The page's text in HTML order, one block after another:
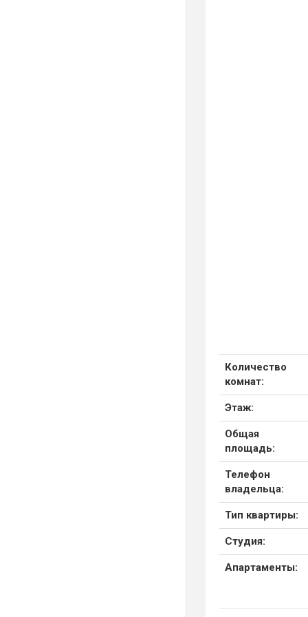
Количество
комнат:
Этаж:
Общая
площадь:
Телефон
владельца:
Тип квартиры:
Студия:
Апартаменты: